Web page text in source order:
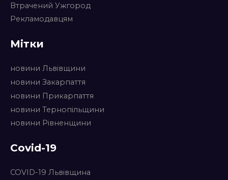
Втрачений Ужгород
Рекламодавцям
Мітки
новини Львівщини
новини Закарпаття
новини Прикарпаття
новини Тернопільщини
новини Рівненщини
Covid-19
COVID-19 Львівщина